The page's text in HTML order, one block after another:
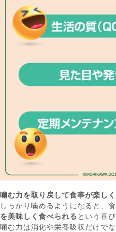
噛む力を取り戻して食事が楽し
しっかり噛めるようになると、
を美味しく食べられる という喜
噛む力は消化や栄養吸収だけで